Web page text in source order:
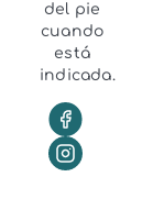
del pie
cuando
está
indicada.